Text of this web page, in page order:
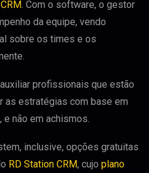
CRM. Com o software, o gestor
da equipe, vendo
sobre os times e os
profissionais que estão
as estratégias com base em
não em achismos.
inclusive, opções gratuitas
RD Station CRM, cujo plano